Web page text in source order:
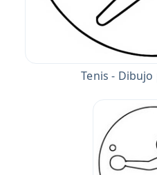
Tenis -